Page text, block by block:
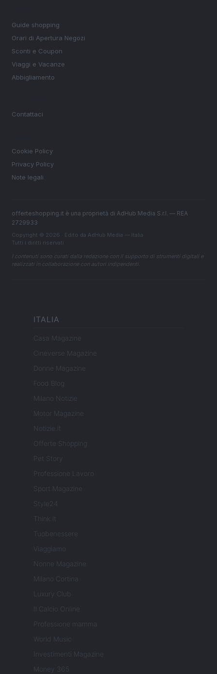
Guide shopping
Orari di Apertura Negozi
Sconti e Coupon
Viaggi e Vacanze
Abbigliamento
Contattaci
Cookie Policy
Privacy Policy
Note legali
offerteshopping.it è una proprietà di AdHub Media S.r.l. — REA
2729933
Copyright © 2026 · Edito da AdHub Media — Italia
Tutti i diritti riservati
I contenuti sono curati dalla redazione con il supporto di strumenti digitali e
realizzati in collaborazione con autori indipendenti.
ITALIA
Casa Magazine
Cineverse Magazine
Donne Magazine
Food Blog
Milano Notizie
Motor Magazine
Notizie.it
Offerte Shopping
Pet Story
Professione Lavoro
Sport Magazine
Style24
Think.it
Tuobenessere
Viaggiamo
Nonne Magazine
Milano Cortina
Luxury Club
Il Calcio Online
Professione mamma
World Music
Investimenti Magazine
Money 365